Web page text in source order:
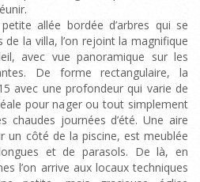
allée bordée d’arbres qui se
la villa, l’on rejoint la magnifique
avec vue panoramique sur les
De forme rectangulaire, la
avec une profondeur qui varie de
pour nager ou tout simplement
chaudes journées d’été. Une aire
un côté de la piscine, est meublée
et de parasols. De là, en
l’on arrive aux locaux techniques